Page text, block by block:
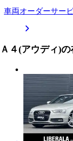
車両オーダーサー
Ａ４(アウディ)